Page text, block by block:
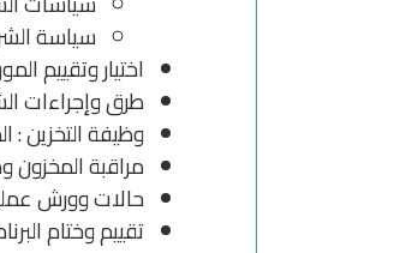
سياسة
اختيار وتقييم
طرق وإجراءات
وظيفة التخزين
مراقبة المخزون
حالات وورش
تقييم وختام